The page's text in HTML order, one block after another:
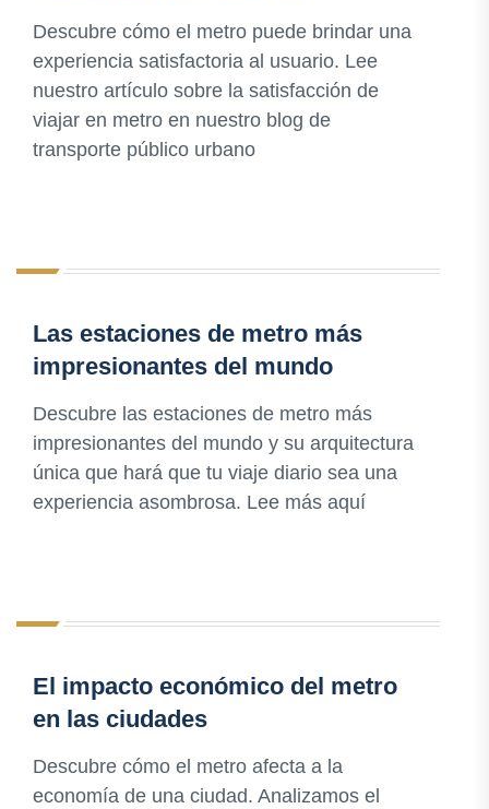
Descubre cómo el metro puede brindar una
experiencia satisfactoria al usuario. Lee
nuestro artículo sobre la satisfacción de
viajar en metro en nuestro blog de
transporte público urbano
Las estaciones de metro más
impresionantes del mundo
Descubre las estaciones de metro más
impresionantes del mundo y su arquitectura
única que hará que tu viaje diario sea una
experiencia asombrosa. Lee más aquí
El impacto económico del metro
en las ciudades
Descubre cómo el metro afecta a la
economía de una ciudad. Analizamos el